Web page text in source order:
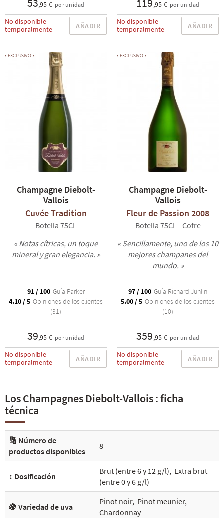
53,95 € por unidad
No disponible
temporalmente
AÑADIR
119,95 € por unidad
No disponible
temporalmente
AÑADIR
EXCLUSIVO
Champagne Diebolt-
Vallois
Cuvée Tradition
Botella 75CL
« Notas cítricas, un toque
mineral y gran elegancia. »
91 / 100 Guía Parker
4.10 / 5 Opiniones de los clientes
(31)
39,95 € por unidad
No disponible
temporalmente
AÑADIR
EXCLUSIVO
Champagne Diebolt-
Vallois
Fleur de Passion 2008
Botella 75CL - Cofre
« Sencillamente, uno de los 10
mejores champanes del
mundo. »
97 / 100 Guía Richard Juhlin
5.00 / 5 Opiniones de los clientes
(10)
359,95 € por unidad
No disponible
temporalmente
AÑADIR
Los Champagnes Diebolt-Vallois : ficha
técnica
🔢 Número de
productos disponibles
8
↕️ Dosificación
Brut (entre 6 y 12 g/l), Extra brut
(entre 0 y 6 g/l)
🍇 Variedad de uva
Pinot noir, Pinot meunier,
Chardonnay